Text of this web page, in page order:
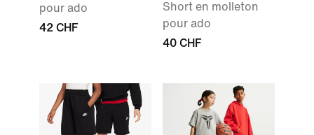
pour ado
42 CHF
Short en molleton
pour ado
40 CHF